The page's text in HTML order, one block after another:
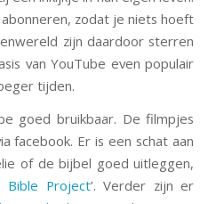
abonneren, zodat je niets hoeft
zijn daardoor sterren
van YouTube even populair
tijden.
goed bruikbaar. De filmpjes
facebook. Er is een schat aan
of de bijbel goed uitleggen,
Bible Project’. Verder zijn er